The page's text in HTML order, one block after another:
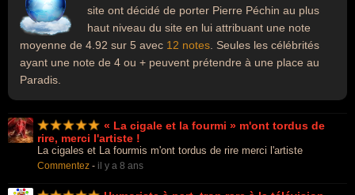
site ont décidé de porter Pierre Péchin au plus
haut niveau du site en lui attribuant une note
moyenne de 4.92 sur 5 avec 12 notes . Seules les célébrités
ayant une note de 4 ou + peuvent prétendre à une place au
Paradis.
« La cigale et la fourmi » m'ont tordus de
rire, merci l'artiste !
La cigales et La fourmis m'ont tordus de rire merci l'artiste
Commentez - il y a 8 ans